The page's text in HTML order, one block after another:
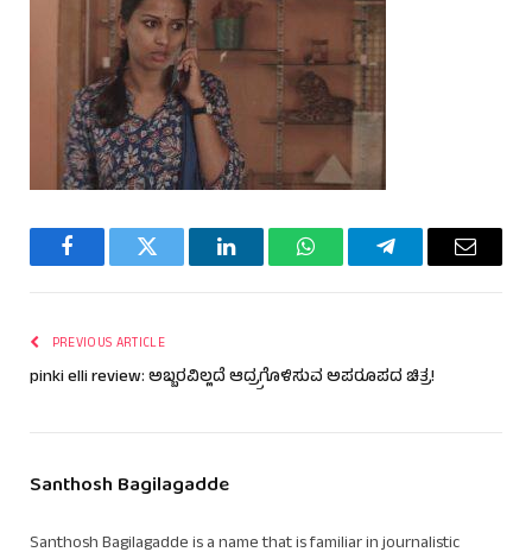
FacebookTwitter LinkedInWhatsAppTelegramEmail
PREVIOUS ARTICLE
pinki elli review: ಅಬ್ಬರವಿಲ್ಲದೆ ಆದ್ರ್ರಗೊಳಿಸುವ ಅಪರೂಪದ ಚಿತ್ರ!
Santhosh Bagilagadde
Santhosh Bagilagadde is a name that is familiar in journalistic